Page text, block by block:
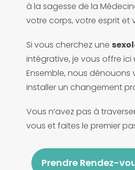
à la sagesse de la
votre corps, votre esprit et
Si vous cherchez une
intégrative, je vous offre
Ensemble, nous
installer un changement
Vous n’avez pas à
vous et faites le premier
Prendre Rendez-